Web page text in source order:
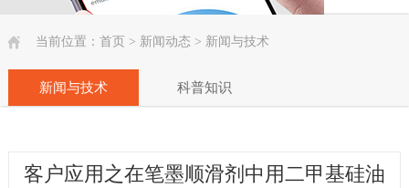
当前位置： 首页 > 新闻动态 > 新闻与技术
新闻与技术 科普知识
客户应用之在笔墨顺滑剂中用二甲基硅油